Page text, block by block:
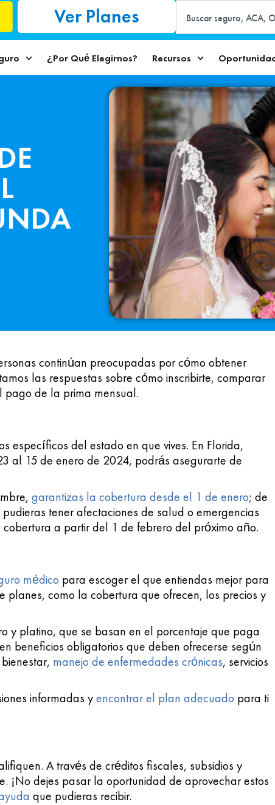
Ver Planes
¿Por Qué Elegirnos? Recursos
continúan preocupadas por cómo obtener
las respuestas sobre cómo inscribirte, comparar
de la prima mensual.
específicos del estado en que vives. En Florida,
al 15 de enero de 2024, podrás asegurarte de
garantizas la cobertura desde el 1 de enero; de
tener afectaciones de salud o emergencias
a partir del 1 de febrero del próximo año.
médico para escoger el que entiendas mejor para
planes, como la cobertura que ofrecen, los precios y
y platino, que se basan en el porcentaje que paga
beneficios obligatorios que deben ofrecerse según
manejo de enfermedades crónicas, servicios
informadas yencontrar el plan adecuado para ti
A través de créditos fiscales, subsidios y
¡No dejes pasar la oportunidad de aprovechar estos
que pudieras recibir.